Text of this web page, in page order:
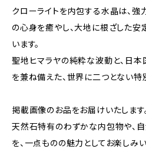
クローライトを内包する水晶は、強
の心身を癒やし、大地に根ざした安
います。
聖地ヒマラヤの純粋な波動と、日
を兼ね備えた、世界に二つとない特
掲載画像のお品をお届けいたします
天然石特有のわずかな内包物や、
を、一点ものの魅力としてお楽しみ